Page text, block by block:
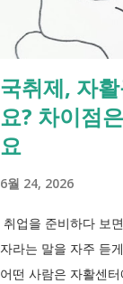
현재 어떤 산정특례
표에서 본인의 질환
환 산정특례 특정기
한 기준」 제1조 관련
가 해당상병(C00～
받은 당일 V027 Ⅱ.
국취제, 자
요? 차이점
요
6월 24, 2026
취업을 준비하다 보
자라는 말을 자주 듣
어떤 사람은 자활센